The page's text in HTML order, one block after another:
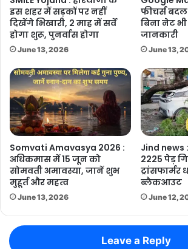
इस शहर में सड़कों पर नहीं
दिखेंगे भिखारी, 2 माह में सर्वे
होगा शुरू, पुनर्वास होगा
June 13, 2026
फीचर्स
बिना नेट
जानकारी
June 13,
Somvati Amavasya 2026 :
अधिकमास में 15 जून को
सोमवती अमावस्या, जानें शुभ
मुहूर्त और महत्व
June 13, 2026
Jind news
2225 पेड़
ट्रांसफार्मर
ब्लैकआउट
June 12,
Leave a Reply